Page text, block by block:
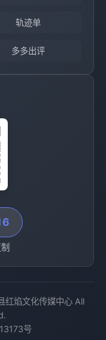
轨迹单
多多出评
焰文化传媒中心 All
号